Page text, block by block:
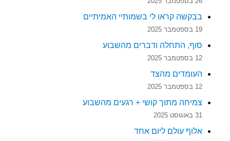
בבקשה קראו לי בשמותיי האמיתיים
19 בספטמבר 2025
סוף, התחלה ודברים מהשבוע
12 בספטמבר 2025
העומדים מהצד
12 בספטמבר 2025
צמיחה מתוך קושי + רגעים מהשבוע
31 באוגוסט 2025
אלוף עולם ליום אחד